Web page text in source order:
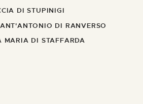
DI STUPINIGI
DI RANVERSO
DI STAFFARDA